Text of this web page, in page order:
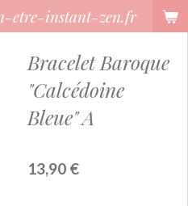
etre-instant-zen.fr
Bracelet Baroque
"Calcédoine
Bleue" A
13,90 €